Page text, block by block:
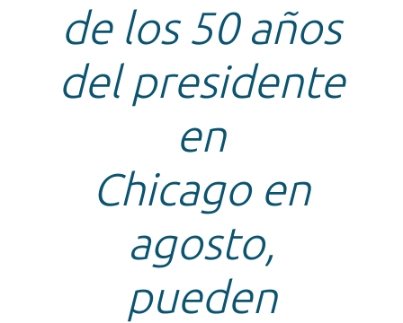
de los 50 años
del presidente
en
Chicago en
agosto,
pueden